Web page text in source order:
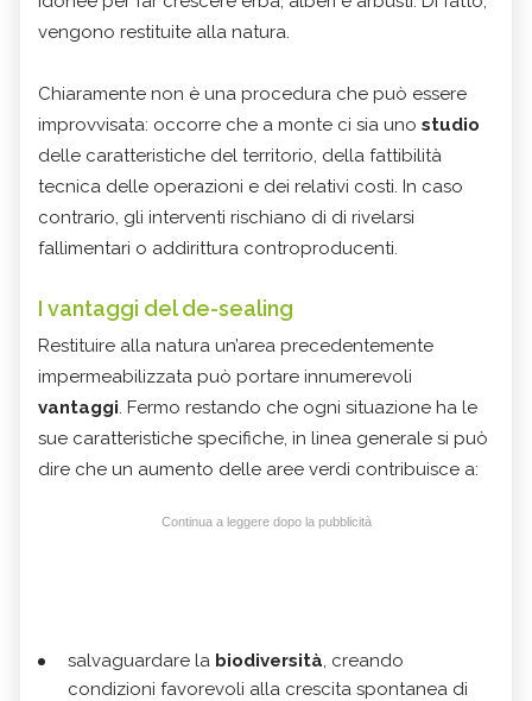
vengono restituite alla natura.
Chiaramente non è una procedura che può essere
improvvisata: occorre che a monte ci sia uno studio
delle caratteristiche del territorio, della fattibilità
tecnica delle operazioni e dei relativi costi. In caso
contrario, gli interventi rischiano di di rivelarsi
fallimentari o addirittura controproducenti.
I vantaggi del de-sealing
Restituire alla natura un’area precedentemente
impermeabilizzata può portare innumerevoli
vantaggi. Fermo restando che ogni situazione ha le
sue caratteristiche specifiche, in linea generale si può
dire che un aumento delle aree verdi contribuisce a:
Continua a leggere dopo la pubblicità
salvaguardare la biodiversità, creando
condizioni favorevoli alla crescita spontanea di